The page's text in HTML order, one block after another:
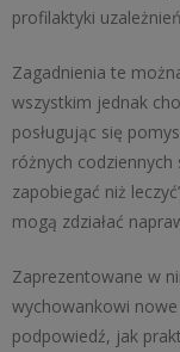
profilaktyki
Zagadnienia te
wszystkim jednak
posługując się
różnych
zapobiegać niż
mogą zdziałać
Zaprezentowane w
wychowankowi
podpowiedź, jak